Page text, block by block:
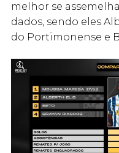
melhor se
dados, sendo eles
do Portimonense e